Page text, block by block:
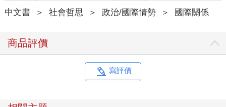
中文書 ＞ 社會哲思 ＞ 政治/國際情勢 ＞ 國際關係
商品評價
寫評價